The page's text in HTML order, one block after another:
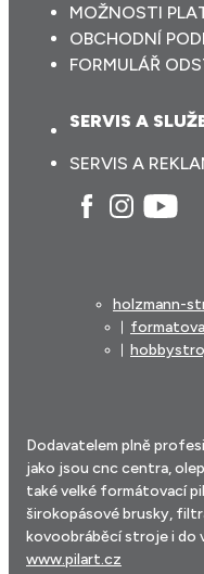
MOŽNOSTI
OBCHODNÍ
FORMULÁŘ
SERVIS A
SERVIS A
holzmann-
Dodavatelem plně
jako jsou cnc centra,
také velké formátovací
širokopásové brusky,
kovoobráběcí stroje i do
www.pilart.cz